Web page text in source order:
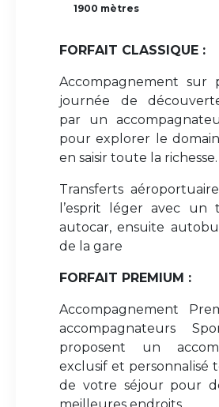
FORFAIT CLASSIQUE :
Accompagnement sur
journée de
par un
pour explorer le
en saisir toute la richesse.
Transferts
l’esprit léger avec un
autocar, ensuite
de la gare
FORFAIT PREMIUM :
Accompagnement
accompagnateurs
proposent un
exclusif et personnalisé
de votre séjour pour
1900 mètres